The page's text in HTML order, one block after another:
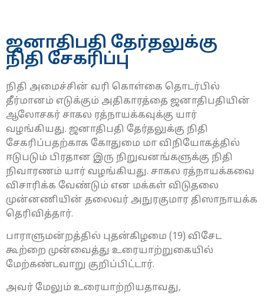
ஜனாதிபதி தேர்தலுக்கு
நிதி சேகரிப்பு
நிதி அமைச்சின் வரி கொள்கை தொடர்பில்
தீர்மானம் எடுக்கும் அதிகாரத்தை ஜனாதிபதியின்
ஆலோசகர் சாகல ரத்நாயக்கவுக்கு யார்
வழங்கியது. ஜனாதிபதி தேர்தலுக்கு நிதி
சேகரிப்பதற்காக கோதுமை மா விநியோகத்தில்
ஈடுபடும் பிரதான இரு நிறுவனங்களுக்கு நிதி
நிவாரணம் யார் வழங்கியது. சாகல ரத்நாயக்கவை
விசாரிக்க வேண்டும் என மக்கள் விடுதலை
முன்னணியின் தலைவர் அநுரகுமார திஸாநாயக்க
தெரிவித்தார்.
பாராளுமன்றத்தில் புதன்கிழமை (19) விசேட
கூற்றை முன்வைத்து உரையாற்றுகையில்
மேற்கண்டவாறு குறிப்பிட்டார்.
அவர் மேலும் உரையாற்றியதாவது,